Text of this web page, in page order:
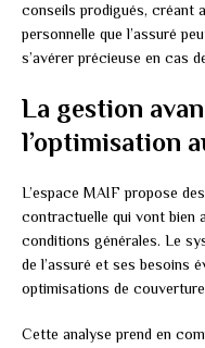
conseils prodigués, créant
personnelle que l’assuré
s’avérer précieuse en cas
La gestion
l’optimisation
L’espace MAIF propose
contractuelle qui vont bien
conditions générales. Le
de l’assuré et ses besoins
optimisations de
Cette analyse prend en